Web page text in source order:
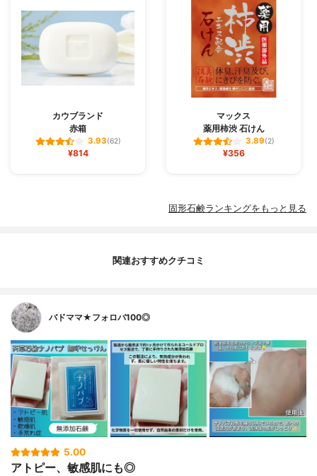
カウブランド
赤箱
3.93(62)
¥814
マックス
薬用柿渋 石けん
3.89(2)
¥356
固形石鹸ランキングをもっと見る
関連おすすめクチコミ
バドママ★フォロバ100◎
5.00
アトピー、敏感肌にも◎